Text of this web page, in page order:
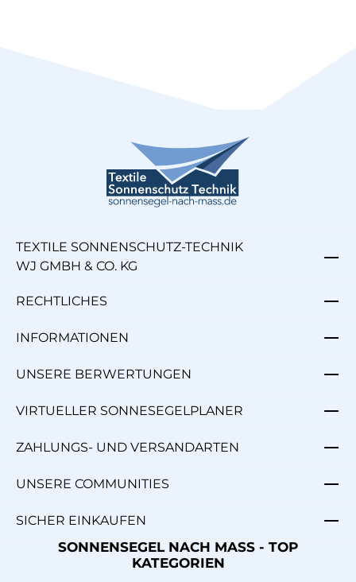
TEXTILE SONNENSCHUTZ-TECHNIK
WJ GMBH & CO. KG
RECHTLICHES
INFORMATIONEN
UNSERE BERWERTUNGEN
VIRTUELLER SONNESEGELPLANER
ZAHLUNGS- UND VERSANDARTEN
UNSERE COMMUNITIES
SICHER EINKAUFEN
SONNENSEGEL NACH MASS - TOP
KATEGORIEN